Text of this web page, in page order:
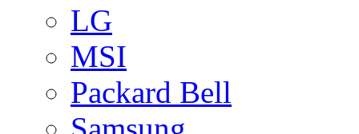
LG
MSI
Packard Bell